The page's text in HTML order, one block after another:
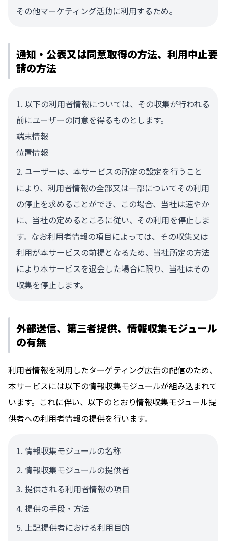
その他マーケティング活動に利用するため。
通知・公表又は同意取得の方法、利用中止要
請の方法
以下の利用者情報については、その収集が行われる
前にユーザーの同意を得るものとします。
端末情報
位置情報
ユーザーは、本サービスの所定の設定を行うこと
により、利用者情報の全部又は一部についてその利用
の停止を求めることができ、この場合、当社は速やか
に、当社の定めるところに従い、その利用を停止しま
す。なお利用者情報の項目によっては、その収集又は
利用が本サービスの前提となるため、当社所定の方法
により本サービスを退会した場合に限り、当社はその
収集を停止します。
外部送信、第三者提供、情報収集モジュール
の有無
利用者情報を利用したターゲティング広告の配信のため、
本サービスには以下の情報収集モジュールが組み込まれて
います。これに伴い、以下のとおり情報収集モジュール提
供者への利用者情報の提供を行います。
情報収集モジュールの名称
情報収集モジュールの提供者
提供される利用者情報の項目
提供の手段・方法
上記提供者における利用目的